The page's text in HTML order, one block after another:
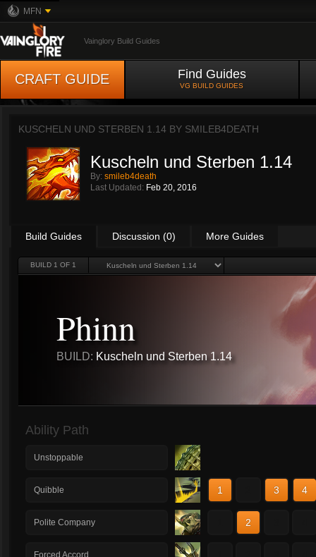
MFN
Vainglory Build Guides
CRAFT GUIDE Find Guides
VG BUILD GUIDES
KUSCHELN UND STERBEN 1.14 BY SMILEB4DEATH
Kuscheln und Sterben 1.14
By: smileb4death
Last Updated: Feb 20, 2016
Build Guides Discussion (0) More Guides
BUILD 1 OF 1
Phinn
BUILD: Kuscheln und Sterben 1.14
Ability Path
Unstoppable
Quibble 1 3 4
Polite Company 2
Forced Accord